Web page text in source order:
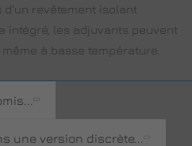
revêtement isolant
intégré, les adjuvants peuvent
à basse température.
une version discrète...